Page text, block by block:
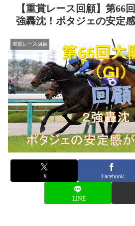
【重賞レース回顧】第66
強轟沈！ポタジェの安定
重賞レース回顧
X Facebook
LINE